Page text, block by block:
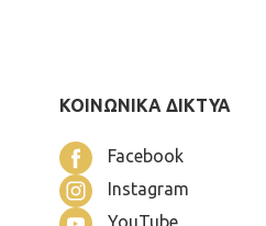
ΚΟΙΝΩΝΙΚΑ ΔΙΚΤΥΑ
Facebook
Instagram
YouTube